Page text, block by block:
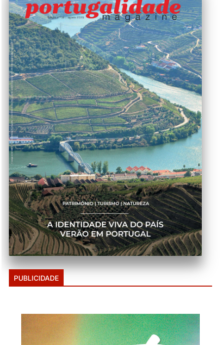
PUBLICIDADE